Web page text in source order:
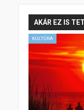
AKÁR EZ IS
KULTÚRA